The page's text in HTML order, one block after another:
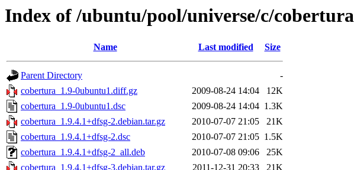
Index of /ubuntu/pool/universe/c/cobertura
Name Last modified Size
Parent Directory
-
cobertura_1.9-0ubuntu1.diff.gz
2009-08-24 14:04
12K
cobertura_1.9-0ubuntu1.dsc
2009-08-24 14:04 1.3K
cobertura_1.9.4.1+dfsg-2.debian.tar.gz
2010-07-07 21:05
21K
cobertura_1.9.4.1+dfsg-2.dsc
2010-07-07 21:05 1.5K
cobertura_1.9.4.1+dfsg-2_all.deb
2010-07-08 09:06
25K
cobertura_1.9.4.1+dfsg-3.debian.tar.gz
2011-12-31 20:33
21K